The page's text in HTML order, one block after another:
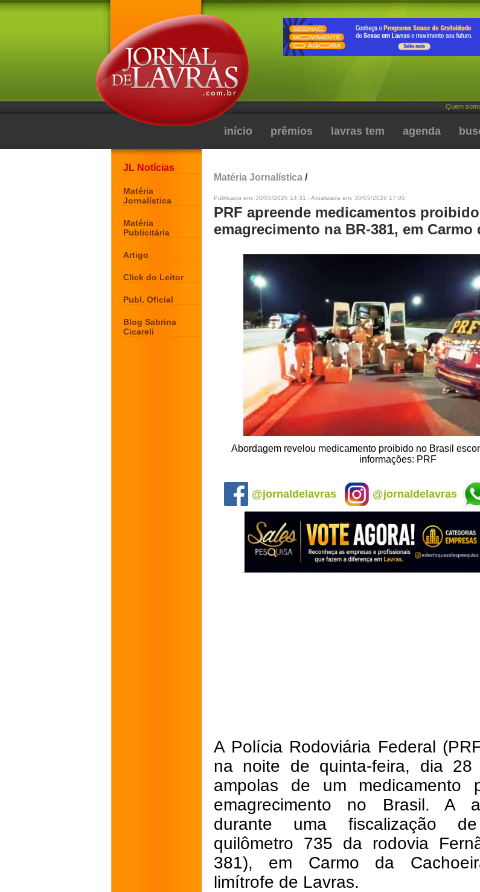
Quem
início prêmios lavras tem agenda
JL Notícias
Matéria
Jornalística
Matéria
Publicitária
Artigo
Click do Leitor
Publ. Oficial
Blog Sabrina
Cicareli
Matéria Jornalística /
Publicada em: 30/05/2026 14:31 - Atualizada em: 30/05/2026 17:05
PRF apreende medicamentos
emagrecimento na BR-381, em Carmo
Abordagem revelou medicamento proibido no Brasil
informações: PRF
@jornaldelavras @jornaldelavras
A Polícia Rodoviária Federal
na noite de quinta-feira, dia
ampolas de um medicamento
emagrecimento no Brasil. A
durante uma fiscalização
quilômetro 735 da rodovia
381), em Carmo da
limítrofe de Lavras.